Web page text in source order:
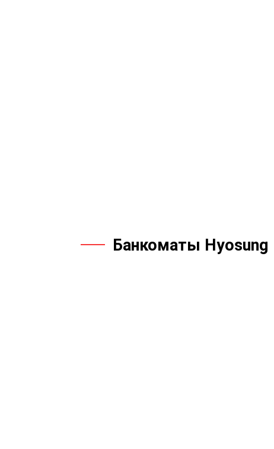
Банкоматы Hyosung